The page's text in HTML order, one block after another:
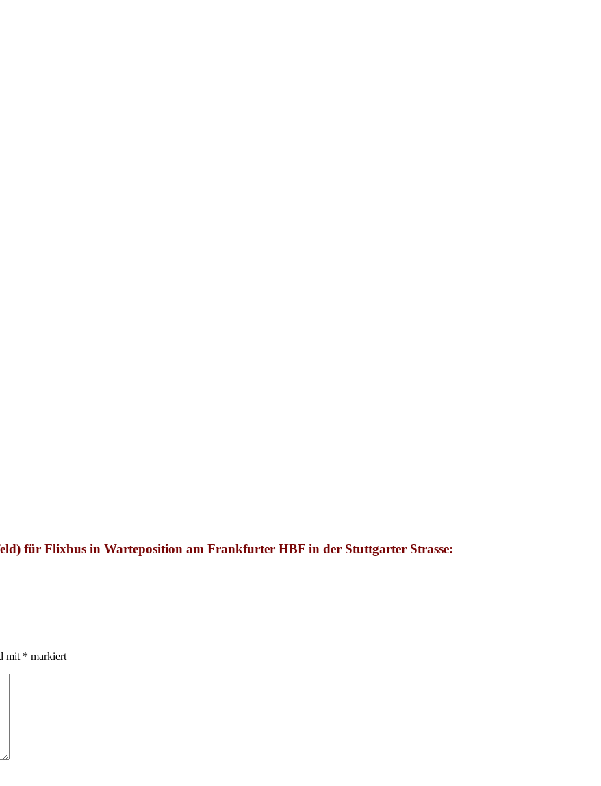
) für Flixbus in Warteposition am Frankfurter HBF in der Stuttgarter Strasse:
mit * markiert